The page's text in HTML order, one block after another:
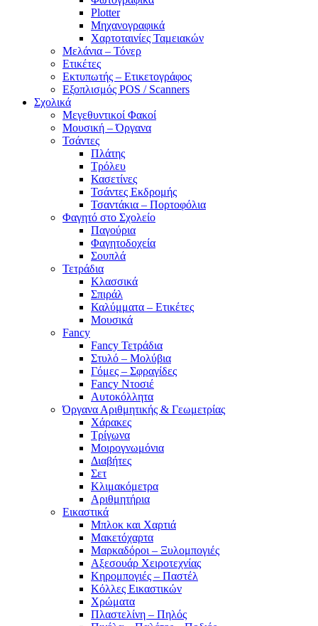
Plotter
Μηχανογραφικά
Χαρτοταινίες Ταμειακών
Μελάνια – Τόνερ
Ετικέτες
Εκτυπωτής – Ετικετογράφος
Εξοπλισμός POS / Scanners
Σχολικά
Μεγεθυντικοί Φακοί
Μουσική – Όργανα
Τσάντες
Πλάτης
Τρόλευ
Κασετίνες
Τσάντες Εκδρομής
Τσαντάκια – Πορτοφόλια
Φαγητό στο Σχολείο
Παγούρια
Φαγητοδοχεία
Σουπλά
Τετράδια
Κλασσικά
Σπιράλ
Καλύμματα – Ετικέτες
Μουσικά
Fancy
Fancy Τετράδια
Στυλό – Μολύβια
Γόμες – Σφραγίδες
Fancy Ντοσιέ
Αυτοκόλλητα
Όργανα Αριθμητικής & Γεωμετρίας
Χάρακες
Τρίγωνα
Mοιρογνωμόνια
Διαβήτες
Σετ
Κλιμακόμετρα
Αριθμητήρια
Εικαστικά
Μπλοκ και Χαρτιά
Μακετόχαρτα
Μαρκαδόροι – Ξυλομπογιές
Αξεσουάρ Χειροτεχνίας
Κηρομπογιές – Παστέλ
Κόλλες Εικαστικών
Χρώματα
Πλαστελίνη – Πηλός